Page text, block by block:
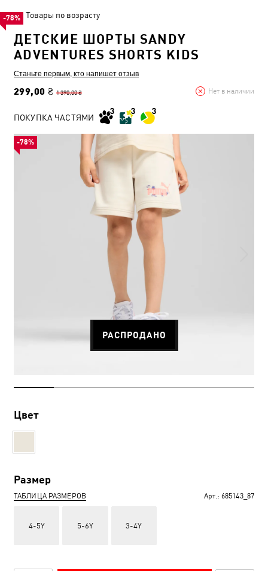
Товары по возрасту
ДЕТСКИЕ ШОРТЫ SANDY
ADVENTURES SHORTS KIDS
Станьте первым, кто напишет отзыв
299,00 ₴ 1 390,00 ₴ Нет в наличии
-78%
ПОКУПКА ЧАСТЯМИ
РАСПРОДАНО
Цвет
Размер
ТАБЛИЦА РАЗМЕРОВ Арт.: 685143_87
4-5Y 5-6Y 3-4Y
-78%